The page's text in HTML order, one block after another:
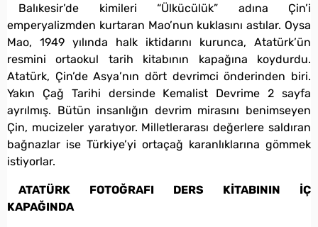
Balıkesir’de kimileri “Ülkücülük” adına Çin’i
emperyalizmden kurtaran Mao’nun kuklasını astılar. Oysa
Mao, 1949 yılında halk iktidarını kurunca, Atatürk’ün
resmini ortaokul tarih kitabının kapağına koydurdu.
Atatürk, Çin’de Asya’nın dört devrimci önderinden biri.
Yakın Çağ Tarihi dersinde Kemalist Devrime 2 sayfa
ayrılmış. Bütün insanlığın devrim mirasını benimseyen
Çin, mucizeler yaratıyor. Milletlerarası değerlere saldıran
bağnazlar ise Türkiye’yi ortaçağ karanlıklarına gömmek
istiyorlar.
ATATÜRK FOTOĞRAFI DERS KİTABININ İÇ
KAPAĞINDA